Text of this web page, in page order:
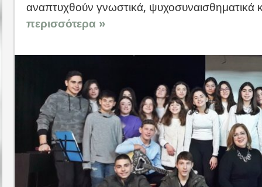
αναπτυχθούν γνωστικά, ψυχοσυναισθηματικά
περισσότερα »